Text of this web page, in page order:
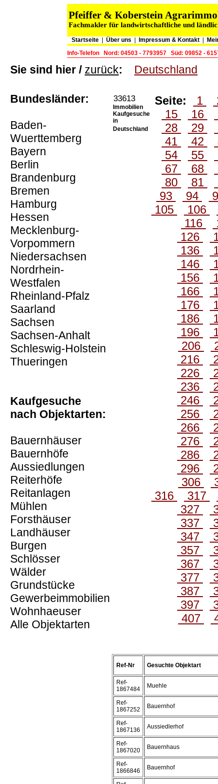
Pfeiffer & Koberstein
Fachmakler für landwirtschaftliche und
Startseite Über uns Impressum & Kontakt
Info-Telefon
Nord: 04503 - 7793957 Süd: 09852 -
Sie sind hier / zurück: Deutschland
Bundesländer:
Baden-
Wuerttemberg
Bayern
Berlin
Brandenburg
Bremen
Hamburg
Hessen
Mecklenburg-
Vorpommern
Niedersachsen
Nordrhein-
Westfalen
Rheinland-Pfalz
Saarland
Sachsen
Sachsen-Anhalt
Schleswig-Holstein
Thueringen
Kaufgesuche
nach Objektarten:
Bauernhäuser
Bauernhöfe
Aussiedlungen
Reiterhöfe
Reitanlagen
Mühlen
Forsthäuser
Landhäuser
Burgen
Schlösser
Wälder
Grundstücke
Gewerbeimmobilien
Wohnhaeuser
Alle Objektarten
33613
Immobilien
Kaufgesuche
in
Deutschland
Seite: 1
15
16
28
29
41
42
54
55
67
68
80
81
93
94
105
106
116
126
136
146
156
166
176
186
196
206
216
226
236
246
256
266
276
286
296
306
316
317
327
337
347
357
367
377
387
397
407
Ref-Nr Gesuchte Objektart
Ref-
1867484
Muehle
Ref-
1867252
Bauernhof
Ref-
1867136
Aussiedlerhof
Ref-
1867020
Bauernhaus
Ref-
1866846
Bauernhof